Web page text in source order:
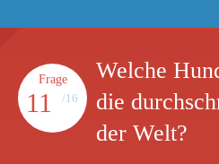
Frage
11 /16
Welche
die
der Welt?